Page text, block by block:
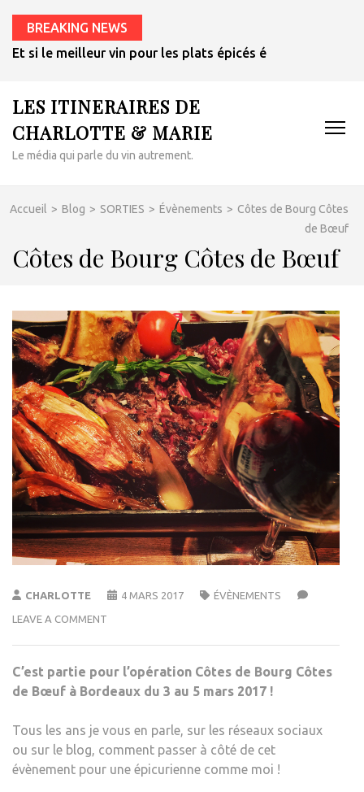
BREAKING NEWS
Et si le meilleur vin pour les plats épicés était un rosé de
LES ITINERAIRES DE
CHARLOTTE & MARIE
Le média qui parle du vin autrement.
Accueil > Blog > SORTIES > Évènements > Côtes de Bourg Côtes
de Bœuf
Côtes de Bourg Côtes de Bœuf
CHARLOTTE 4 MARS 2017 ÉVÈNEMENTS
LEAVE A COMMENT
C’est partie pour l’opération Côtes de Bourg Côtes
de Bœuf à Bordeaux du 3 au 5 mars 2017 !
Tous les ans je vous en parle, sur les réseaux sociaux
ou sur le blog, comment passer à côté de cet
évènement pour une épicurienne comme moi !